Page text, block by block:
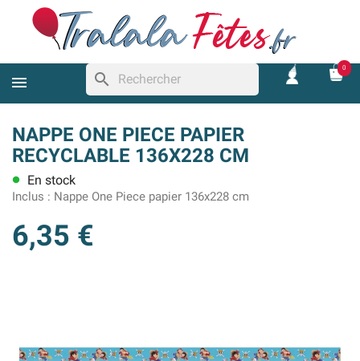
search
0
NAPPE ONE PIECE PAPIER
RECYCLABLE 136X228 CM
lens En stock
Inclus : Nappe One Piece papier 136x228 cm
6,35 €